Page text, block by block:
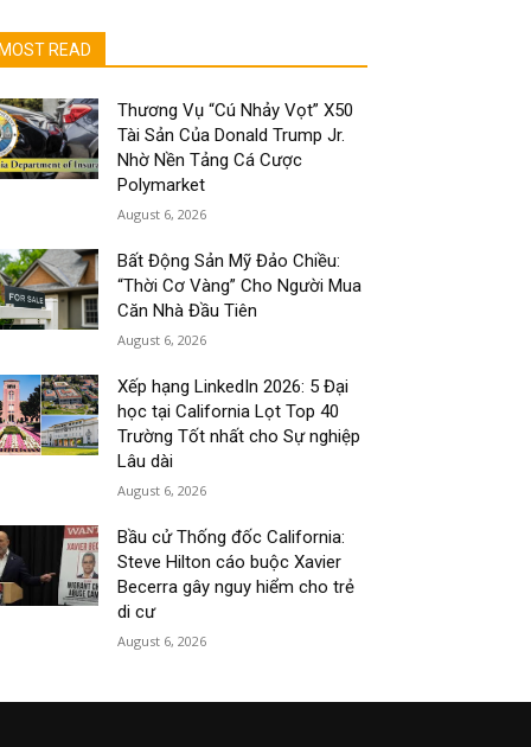
MOST READ
Thương Vụ “Cú Nhảy Vọt” X50
Tài Sản Của Donald Trump Jr.
Nhờ Nền Tảng Cá Cược
Polymarket
August 6, 2026
Bất Động Sản Mỹ Đảo Chiều:
“Thời Cơ Vàng” Cho Người Mua
Căn Nhà Đầu Tiên
August 6, 2026
Xếp hạng LinkedIn 2026: 5 Đại
học tại California Lọt Top 40
Trường Tốt nhất cho Sự nghiệp
Lâu dài
August 6, 2026
Bầu cử Thống đốc California:
Steve Hilton cáo buộc Xavier
Becerra gây nguy hiểm cho trẻ
di cư
August 6, 2026